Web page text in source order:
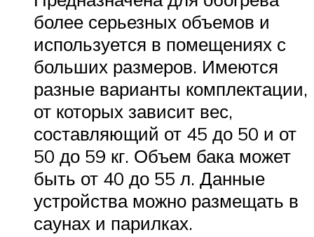
более серьезных объемов и
используется в помещениях с
больших размеров. Имеются
разные варианты комплектации,
от которых зависит вес,
составляющий от 45 до 50 и от
50 до 59 кг. Объем бака может
быть от 40 до 55 л. Данные
устройства можно размещать в
саунах и парилках.